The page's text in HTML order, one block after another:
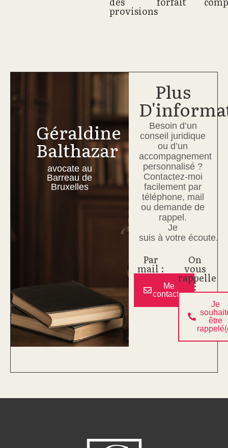
vulnérables.
de
bail
des
concrets
le
dialogue
et
apaiser
les
tensions.
provisions
Géraldine
Balthazar
avocate au
Barreau de
Bruxelles
Plus
Besoin d’un
conseil juridique
ou d’un
accompagnement
personnalisé ?
Contactez-moi
facilement par
téléphone, mail
ou demande de
rappel.
Je
suis à votre écoute.
Par
mail :
Me
contacter
On
vous
rappelle
:
Je
être